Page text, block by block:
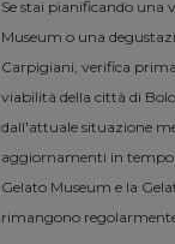
Se stai pianificando una
Museum o una
Carpigiani, verifica
viabilità della città di
dall'attuale situazione
aggiornamenti in tempo
Gelato Museum e la
rimangono